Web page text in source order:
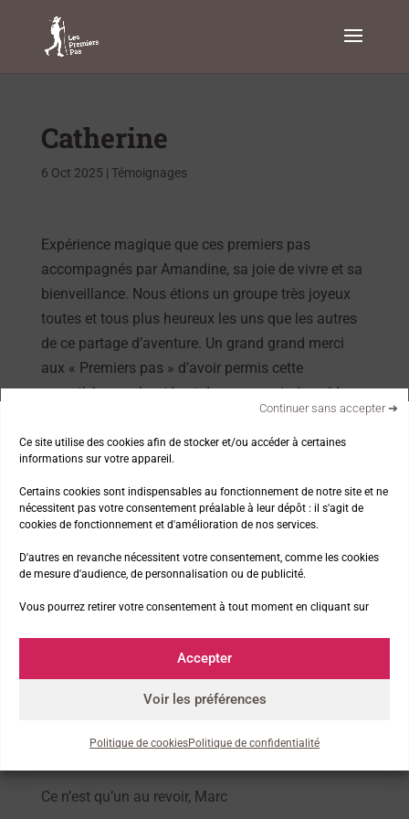
Ce site utilise des cookies afin de stocker et/ou accéder à certaines
informations sur votre appareil.
Certains cookies sont indispensables au fonctionnement de notre site et ne
nécessitent pas votre consentement préalable à leur dépôt : il s'agit de
cookies de fonctionnement et d'amélioration de nos services.
D'autres en revanche nécessitent votre consentement, comme les cookies
de mesure d'audience, de personnalisation ou de publicité.
Vous pourrez retirer votre consentement à tout moment en cliquant sur
Accepter
Continuer sans accepter ➔
Voir les préférences
Politique de cookiesPolitique de confidentialité
Catherine
6 Oct 2025 | Témoignages
Expérience magique que ces premiers pas
accompagnés par Amandine, sa joie de vivre et sa
bienveillance. Nous étions un groupe très joyeux
toutes et tous plus heureux les uns que les autres
de ce partage d’aventure. Un grand grand merci
aux « Premiers pas » d’avoir permis cette
parenthèse enchantée et de nous avoir donné le
goût du « CHEMIN ». A l’an prochain pour la suite…
Nos thématiques
La marche et la nature
Les Premiers Pas à la télé
Articles récents
Ce n’est qu’un au revoir, Marc